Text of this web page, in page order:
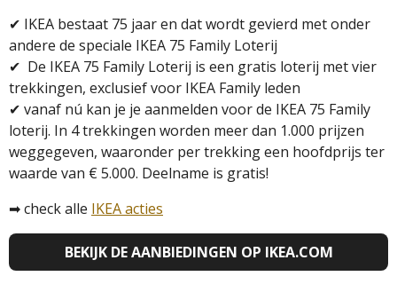
✔ IKEA bestaat 75 jaar en dat wordt gevierd met onder
andere de speciale IKEA 75 Family Loterij
✔ De IKEA 75 Family Loterij is een gratis loterij met vier
trekkingen, exclusief voor IKEA Family leden
✔ vanaf nú kan je je aanmelden voor de IKEA 75 Family
loterij. In 4 trekkingen worden meer dan 1.000 prijzen
weggegeven, waaronder per trekking een hoofdprijs ter
waarde van € 5.000. Deelname is gratis!
➡check alle IKEA acties
BEKIJK DE AANBIEDINGEN OP IKEA.COM